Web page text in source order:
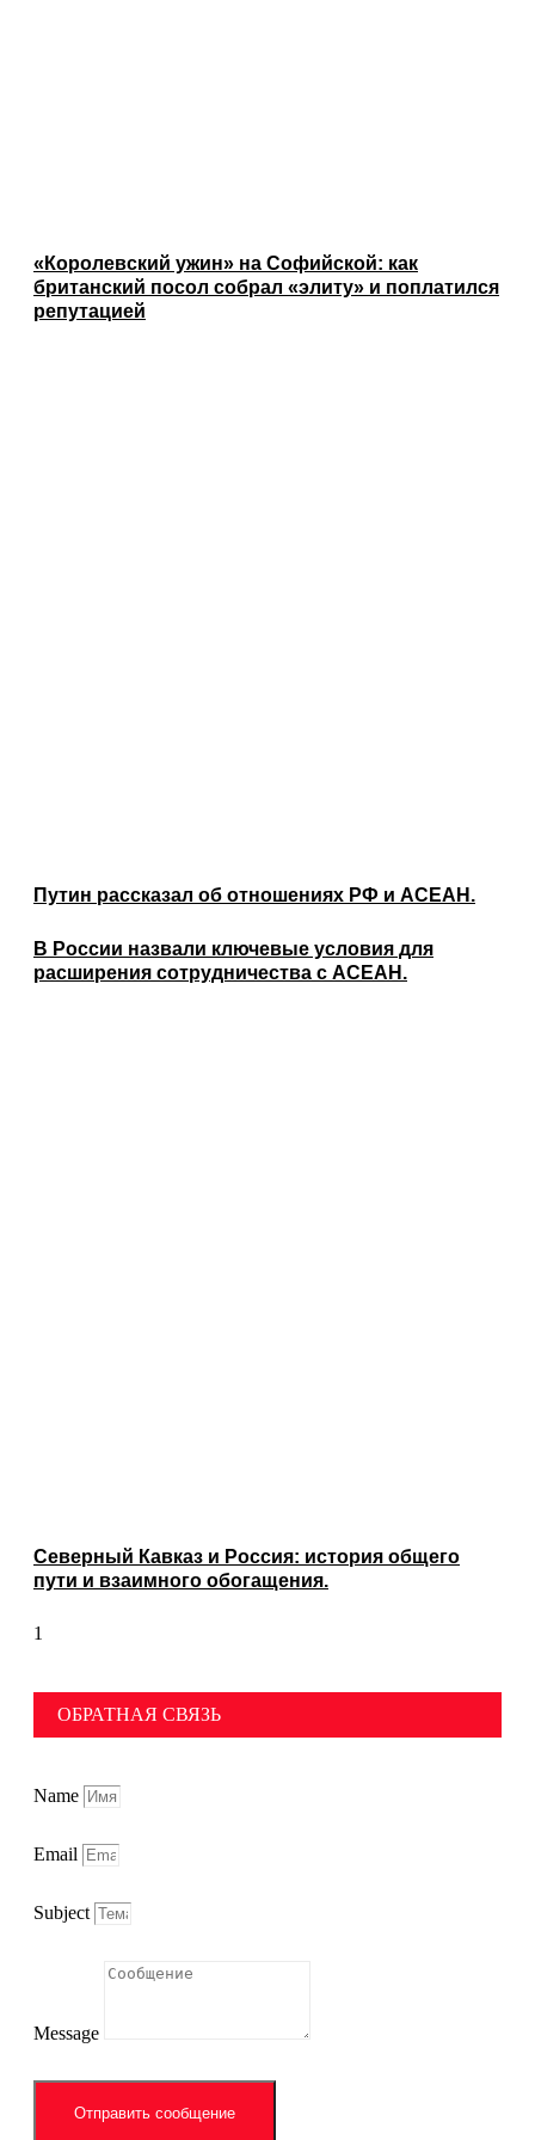
«Королевский ужин» на Софийской: как
британский посол собрал «элиту» и поплатился
репутацией
Путин рассказал об отношениях РФ и АСЕАН.
В России назвали ключевые условия для
расширения сотрудничества с АСЕАН.
Северный Кавказ и Россия: история общего
пути и взаимного обогащения.
ОБРАТНАЯ СВЯЗЬ
Name
Email
Subject
Message
Отправить сообщение